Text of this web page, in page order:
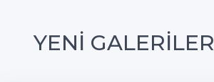
YENİ GALERİLER